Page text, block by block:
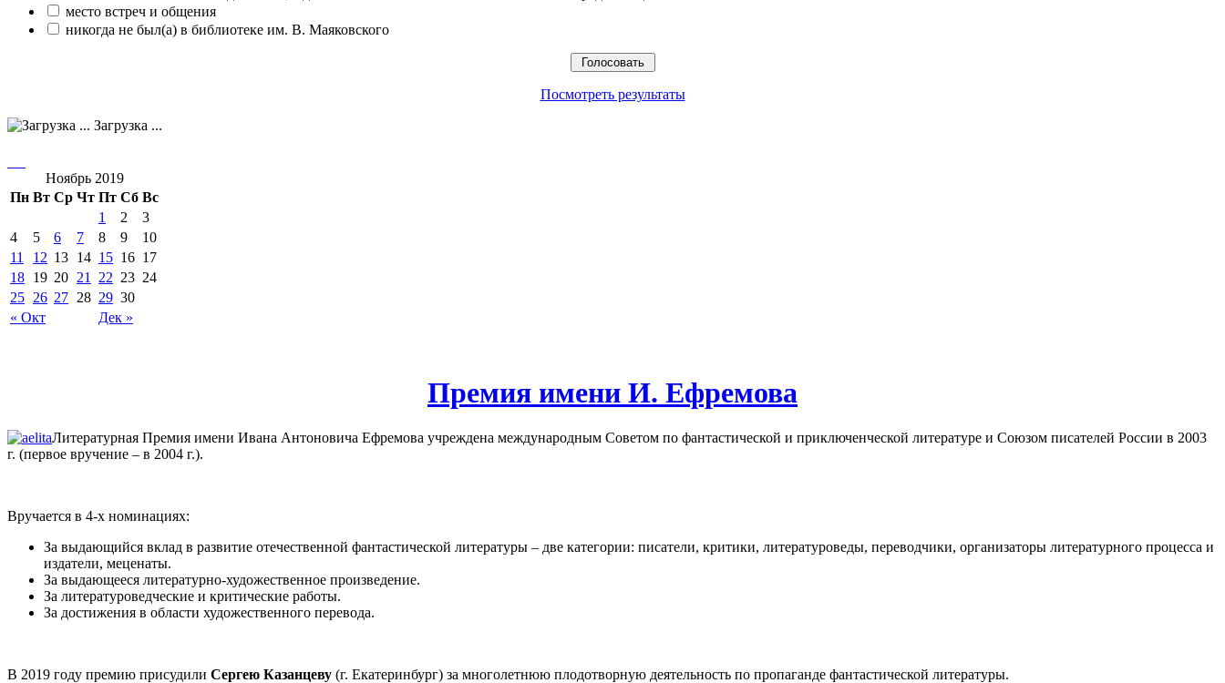
место встреч и общения
никогда не был(а) в библиотеке им. В. Маяковского
Посмотреть результаты
Загрузка ...
Ноябрь 2019
Пн Вт Ср Чт Пт Сб Вс
« Окт Дек »
1 2
3
4
5 6 7 8 9
10
11
12 13 14 15 16 17
18 19 20 21 22 23 24
25 26 27 28 29 30
Премия имени И. Ефремова
Литературная Премия имени Ивана Антоновича Ефремова учреждена международным Советом по фантастической и приключенческой литературе и Союзом писателей России в 2003
г. (первое вручение – в 2004 г.).
Вручается в 4-х номинациях:
За выдающийся вклад в развитие отечественной фантастической литературы – две категории: писатели, критики, литературоведы, переводчики, организаторы литературного процесса и
издатели, меценаты.
За выдающееся литературно-художественное произведение.
За литературоведческие и критические работы.
За достижения в области художественного перевода.
В 2019 году премию присудили Сергею Казанцеву (г. Екатеринбург) за многолетнюю плодотворную деятельность по пропаганде фантастической литературы.